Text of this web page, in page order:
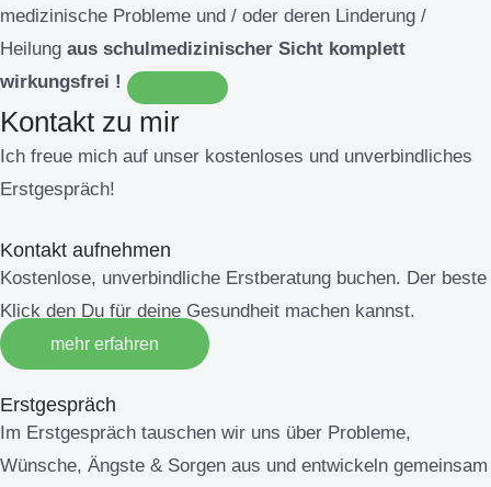
medizinische Probleme und / oder deren Linderung /
Heilung aus schulmedizinischer Sicht komplett
wirkungsfrei !
Kontakt zu mir
Ich freue mich auf unser kostenloses und unverbindliches
Erstgespräch!
Kontakt aufnehmen
Kostenlose, unverbindliche Erstberatung buchen. Der beste
Klick den Du für deine Gesundheit machen kannst.
mehr erfahren
Erstgespräch
Im Erstgespräch tauschen wir uns über Probleme,
Wünsche, Ängste & Sorgen aus und entwickeln gemeinsam